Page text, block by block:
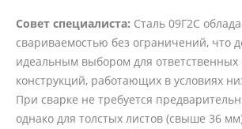
Совет специалиста: Сталь 09Г2С
свариваемостью без ограничений, что
идеальным выбором для ответственных
конструкций, работающих в условиях
При сварке не требуется
однако для толстых листов (свыше 36